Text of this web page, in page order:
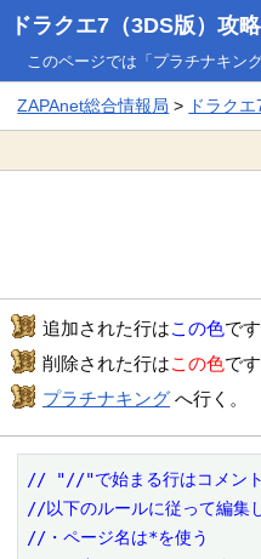
ドラクエ7（3DS版）攻
このページでは「プラチナキン
ZAPAnet総合情報局 > ドラク
追加された行はこの色です
削除された行はこの色です
プラチナキング へ行く。
// "//"で始まる行はコメント
//以下のルールに従って編集
//・ページ名は*を使う